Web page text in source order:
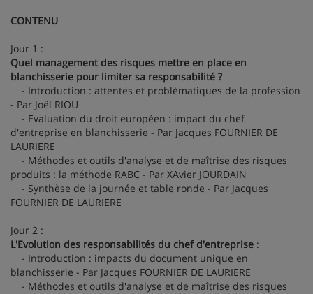
CONTENU
Jour 1 :
Quel management des risques mettre en place en
blanchisserie pour limiter sa responsabilité ?
- Introduction : attentes et problèmatiques de la profession
- Par Joël RIOU
- Evaluation du droit européen : impact du chef
d'entreprise en blanchisserie - Par Jacques FOURNIER DE
LAURIERE
- Méthodes et outils d'analyse et de maîtrise des risques
produits : la méthode RABC - Par XAvier JOURDAIN
- Synthèse de la journée et table ronde - Par Jacques
FOURNIER DE LAURIERE
Jour 2 :
L'Evolution des responsabilités du chef d'entreprise :
- Introduction : impacts du document unique en
blanchisserie - Par Jacques FOURNIER DE LAURIERE
- Méthodes et outils d'analyse et de maîtrise des risques